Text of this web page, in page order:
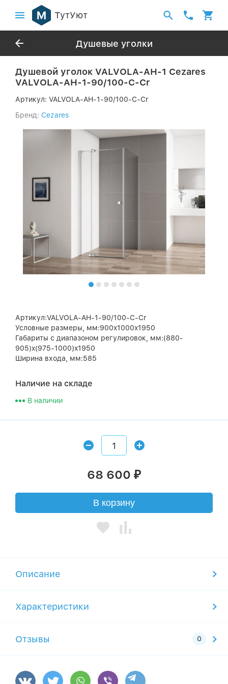
ТутУют
Душевые уголки
Душевой уголок VALVOLA-AH-1 Cezares
VALVOLA-AH-1-90/100-C-Cr
Артикул: VALVOLA-AH-1-90/100-C-Cr
Бренд: Cezares
Артикул:VALVOLA-AH-1-90/100-C-Cr
Условные размеры, мм:900x1000x1950
Габариты с диапазоном регулировок, мм:(880-
905)x(975-1000)x1950
Ширина входа, мм:585
Наличие на складе
В наличии
68 600 ₽
В корзину
Описание
Характеристики
Отзывы